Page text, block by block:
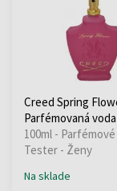
Creed Spring
Parfémovaná
100ml -
Tester - Ženy
Na sklade